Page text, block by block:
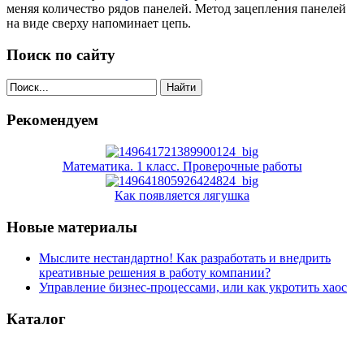
меняя количество рядов панелей. Метод зацепления панелей
на виде сверху напоминает цепь.
Поиск по сайту
Найти
Рекомендуем
Математика. 1 класс. Проверочные работы
Как появляется лягушка
Новые материалы
Мыслите нестандартно! Как разработать и внедрить
креативные решения в работу компании?
Управление бизнес-процессами, или как укротить хаос
Каталог